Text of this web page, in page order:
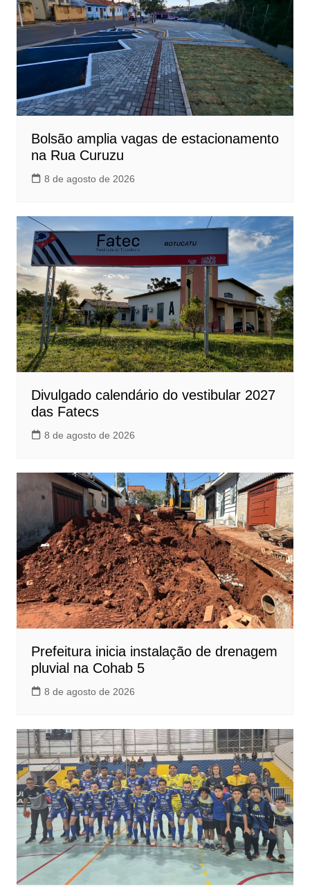
Bolsão amplia vagas de estacionamento
na Rua Curuzu
8 de agosto de 2026
Divulgado calendário do vestibular 2027
das Fatecs
8 de agosto de 2026
Prefeitura inicia instalação de drenagem
pluvial na Cohab 5
8 de agosto de 2026